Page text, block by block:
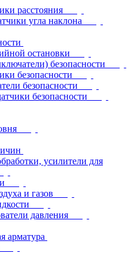
расстояния
угла наклона
остановки
безопасности
безопасности
безопасности
безопасности
усилители для
и газов
давления
арматура